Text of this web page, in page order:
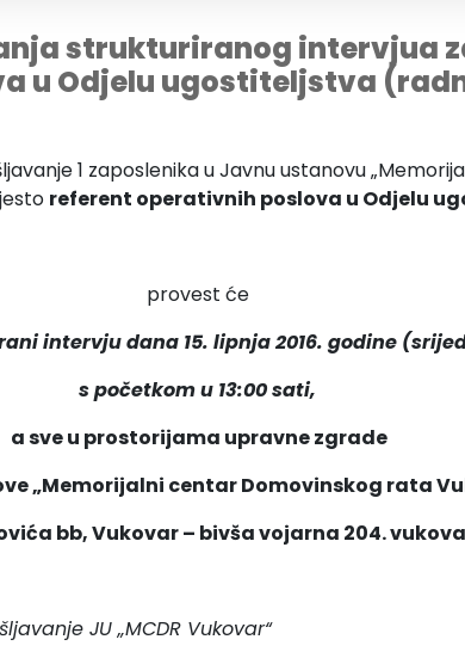
strukturiranog intervjua
u Odjelu ugostiteljstva
1 zaposlenika u Javnu ustanovu
referent operativnih poslova u Odjelu
provest će
intervju dana 15. lipnja 2016. godine
s početkom u 13:00 sati,
a sve u prostorijama upravne zgrade
„Memorijalni centar Domovinskog rata
bb, Vukovar – bivša vojarna 204.
JU „MCDR Vukovar“